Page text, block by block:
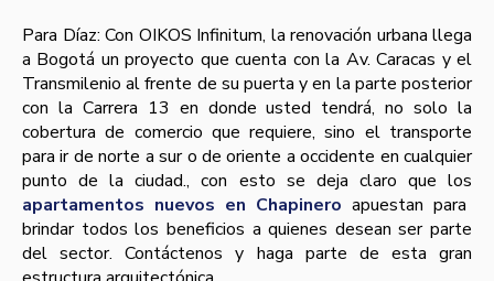
Para Dí­az: Con OIKOS Infinitum, la renovación urbana llega
a Bogotá un proyecto que cuenta con la Av. Caracas y el
Transmilenio al frente de su puerta y en la parte posterior
con la Carrera 13 en donde usted tendrá, no solo la
cobertura de comercio que requiere, sino el transporte
para ir de norte a sur o de oriente a occidente en cualquier
punto de la ciudad., con esto se deja claro que los
apartamentos nuevos en Chapinero apuestan para
brindar todos los beneficios a quienes desean ser parte
del sector. Contáctenos y haga parte de esta gran